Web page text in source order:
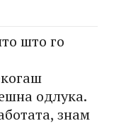
што го
одлука.
знам